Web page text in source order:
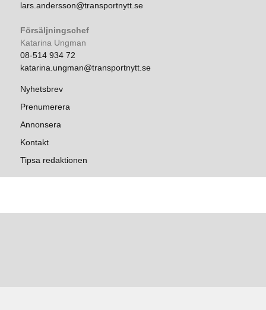
lars.andersson@transportnytt.se
Försäljningschef
Katarina Ungman
08-514 934 72
katarina.ungman@transportnytt.se
Nyhetsbrev
Prenumerera
Annonsera
Kontakt
Tipsa redaktionen